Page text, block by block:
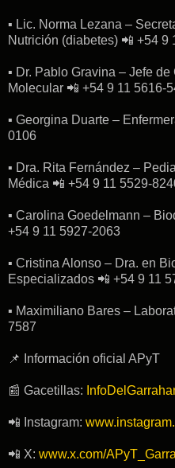
▪︎ Lic. Norma Lezana –
Nutrición (diabetes) 📲 +54 9
▪︎ Dr. Pablo Gravina – Jefe
Molecular 📲 +54 9 11 5616-
▪︎ Georgina Duarte –
0106
▪︎ Dra. Rita Fernández –
Médica 📲 +54 9 11 5529-
▪︎ Carolina Goedelmann –
+54 9 11 5927-2063
▪︎ Cristina Alonso – Dra. en
Especializados 📲 +54 9 11
▪︎ Maximiliano Bares –
7587
📌 Información oficial APyT
📰 Gacetillas:
📲 Instagram:
📲 X: www.x.com/